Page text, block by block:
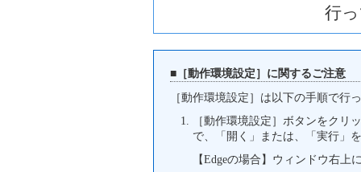
行
■［動作環境設定］に関するご注意
［動作環境設定］は以下の手順で行
［動作環境設定］ボタンをクリ
で、「開く」または、「実行」
【Edgeの場合】ウィンドウ右